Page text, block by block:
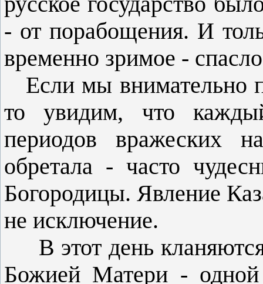
- от порабощения. И
временно зримое -
Если мы внимательно
то увидим, что
периодов вражеских
обретала - часто
Богородицы. Явление
не исключение.
В этот день кланяются
Божи­ей Матери -